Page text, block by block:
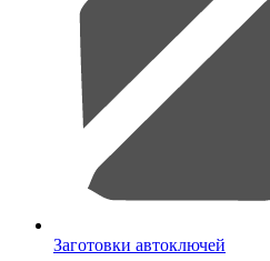
Заготовки автоключей